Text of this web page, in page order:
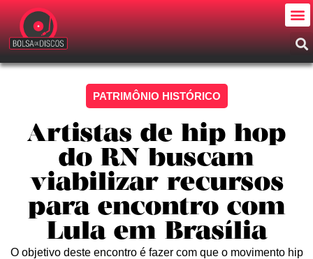
PATRIMÔNIO HISTÓRICO
Artistas de hip hop
do RN buscam
viabilizar recursos
para encontro com
Lula em Brasília
O objetivo deste encontro é fazer com que o movimento hip